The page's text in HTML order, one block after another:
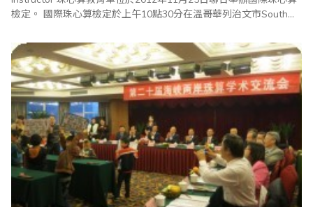
檢定。 國際珠心算檢定於上午10點30分在溫哥華列治文市South
校，不只是海外台裔學生，更包含中國、香港、越南、菲律賓籍的
學生，還有溫哥華當地的白人學..